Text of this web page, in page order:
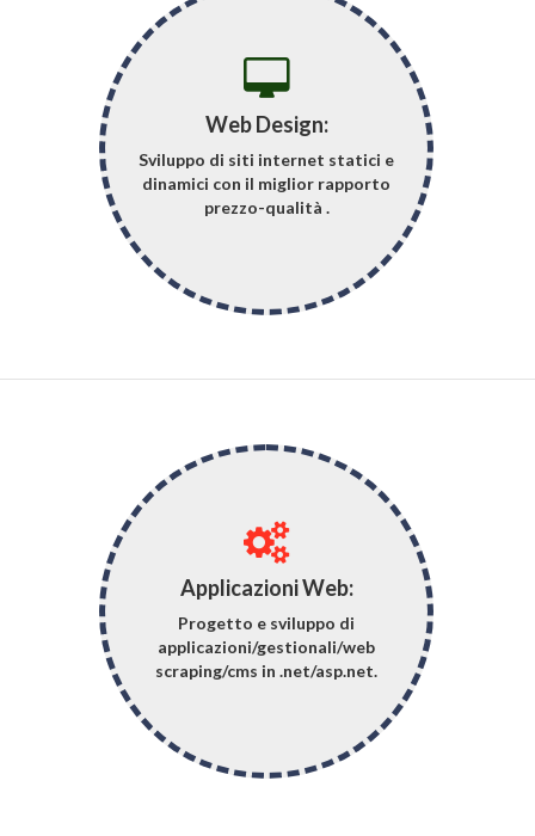
Web Design:
Sviluppo di siti internet statici e
dinamici con il miglior rapporto
prezzo-qualità .
Applicazioni Web:
Progetto e sviluppo di
applicazioni/gestionali/web
scraping/cms in .net/asp.net.